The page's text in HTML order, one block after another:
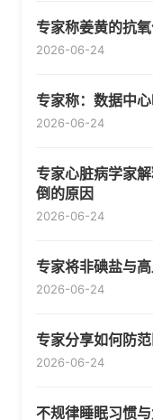
专家称姜黄的抗
2026-06-24
专家称：数据中
2026-06-24
专家心脏病学家
倒的原因
2026-06-24
专家将非碘盐与
2026-06-24
专家分享如何防
2026-06-24
不规律睡眠习惯